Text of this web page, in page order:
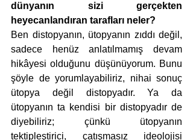
dünyanın sizi gerçekten
heyecanlandıran tarafları neler?
Ben distopyanın, ütopyanın zıddı değil,
sadece henüz anlatılmamış devam
hikâyesi olduğunu düşünüyorum. Bunu
şöyle de yorumlayabiliriz, nihai sonuç
ütopya değil distopyadır. Ya da
ütopyanın ta kendisi bir distopyadır de
diyebiliriz; çünkü ütopyanın
tektipleştirici, çatışmasız ideolojisi